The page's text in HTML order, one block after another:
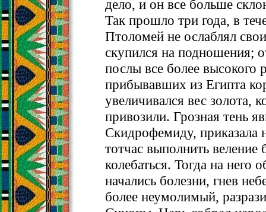
дело, и он все больше
Так прошло три года, в
Птоломей не ослаблял
скупился на подношения;
послы все более высокого
прибывавших из Египта
увеличивался вес золота,
привозили. Грозная тень
Скидрофемиду, приказала
тотчас выполнить
колебаться. Тогда на него
начались болезни, гнев
более неумолимый,